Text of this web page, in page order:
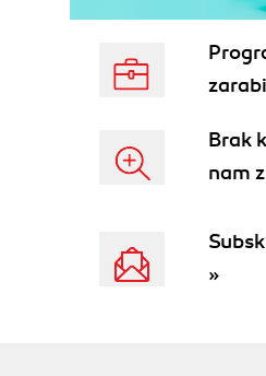
5.3.5 Figury
5.3.6 Maski
5.5.1 Opis czcionki
5.5.4
5.6 Podsumowanie
Brak
nam
»